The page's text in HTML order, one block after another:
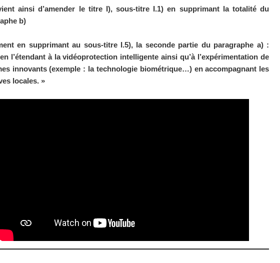
ainsi d’amender le titre I), sous-titre I.1) en supprimant la totalité du
b)
en supprimant au sous-titre I.5), la seconde partie du paragraphe a) :
l’étendant à la vidéoprotection intelligente ainsi qu’à l’expérimentation de
innovants (exemple : la technologie biométrique…) en accompagnant les
locales. »